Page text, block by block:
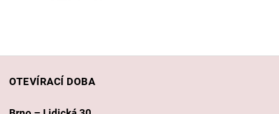
OTEVÍRACÍ DOBA